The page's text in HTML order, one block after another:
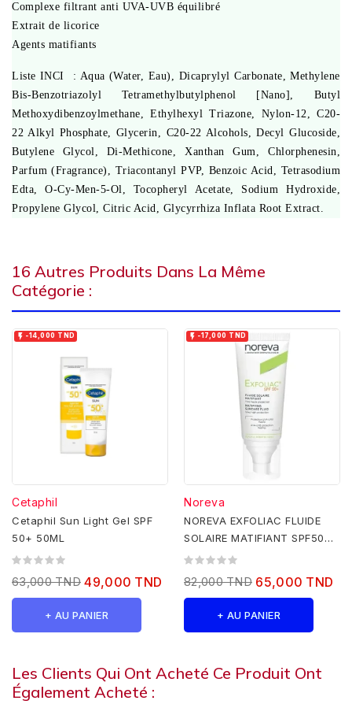
Complexe filtrant anti UVA-UVB équilibré
Extrait de licorice
Agents matifiants
Liste INCI : Aqua (Water, Eau), Dicaprylyl Carbonate, Methylene
Bis-Benzotriazolyl Tetramethylbutylphenol [Nano], Butyl
Methoxydibenzoylmethane, Ethylhexyl Triazone, Nylon-12, C20-
22 Alkyl Phosphate, Glycerin, C20-22 Alcohols, Decyl Glucoside,
Butylene Glycol, Di-Methicone, Xanthan Gum, Chlorphenesin,
Parfum (Fragrance), Triacontanyl PVP, Benzoic Acid, Tetrasodium
Edta, O-Cy-Men-5-Ol, Tocopheryl Acetate, Sodium Hydroxide,
Propylene Glycol, Citric Acid, Glycyrrhiza Inflata Root Extract.
16 Autres Produits Dans La Même
Catégorie :
 -14,000 TND
Cetaphil
Cetaphil Sun Light Gel SPF
50+ 50ML
63,000 TND 49,000 TND
+ AU PANIER
 -17,000 TND
Noreva
NOREVA EXFOLIAC FLUIDE
SOLAIRE MATIFIANT SPF50+
40ML
82,000 TND 65,000 TND
+ AU PANIER
Les Clients Qui Ont Acheté Ce Produit Ont
Également Acheté :